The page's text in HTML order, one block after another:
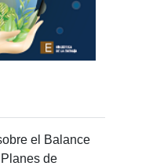
el Balance
de